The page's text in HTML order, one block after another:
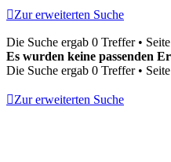
Zur erweiterten Suche
Die Suche ergab 0 Treffer • Seite
Es wurden keine passenden
Die Suche ergab 0 Treffer • Seite
Zur erweiterten Suche